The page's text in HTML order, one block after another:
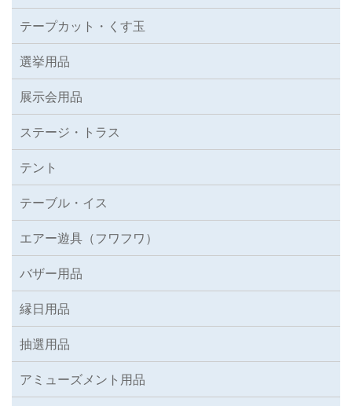
テープカット・くす玉
選挙用品
展示会用品
ステージ・トラス
テント
テーブル・イス
エアー遊具（フワフワ）
バザー用品
縁日用品
抽選用品
アミューズメント用品